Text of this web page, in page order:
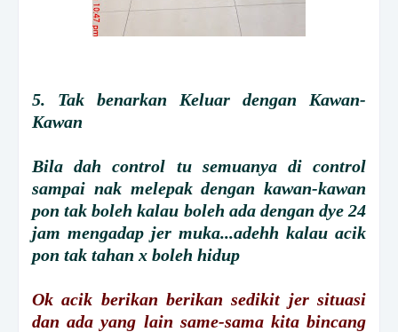
5. Tak benarkan Keluar dengan Kawan-
Kawan
Bila dah control tu semuanya di control
sampai nak melepak dengan kawan-kawan
pon tak boleh kalau boleh ada dengan dye 24
jam mengadap jer muka...adehh kalau acik
pon tak tahan x boleh hidup
Ok acik berikan berikan sedikit jer situasi
dan ada yang lain same-sama kita bincang